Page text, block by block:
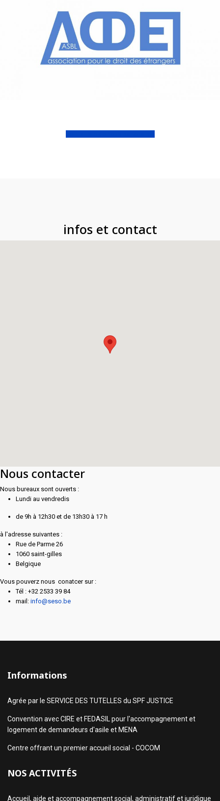
infos et contact
Nous contacter
Nous bureaux sont ouverts :
Lundi au vendredis
de 9h à 12h30 et de 13h30 à 17 h
à l'adresse suivantes :
Rue de Parme 26
1060 saint-gilles
Belgique
Vous pouverz nous conatcer sur :
Tél : +32 2533 39 84
mail: info@seso.be
Informations
Agrée par le SERVICE DES TUTELLES du SPF JUSTICE
Convention avec CIRE et FEDASIL pour l'accompagnement et
logement de demandeurs d'asile et MENA
Centre offrant un premier accueil social - COCOM
NOS ACTIVITÉS
Accueil, aide et accompagnement social, administratif et juridique